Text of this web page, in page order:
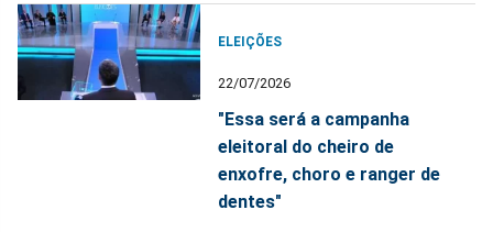
ELEIÇÕES
22/07/2026
"Essa será a campanha
eleitoral do cheiro de
enxofre, choro e ranger de
dentes"